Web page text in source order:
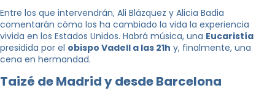
Entre los que intervendrán, Ali Blázquez y Alicia Badia
comentarán cómo los ha cambiado la vida la experiencia
vivida en los Estados Unidos. Habrá música, una Eucaristía
presidida por el obispo Vadell a las 21h y, finalmente, una
cena en hermandad.
Taizé de Madrid y desde Barcelona